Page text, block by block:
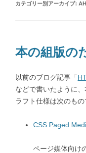
カテゴリー別アーカイブ:
本の組版の
以前のブログ記事「
などで書いたように
ラフト仕様は次のもの
CSS Paged
ページ媒体向け